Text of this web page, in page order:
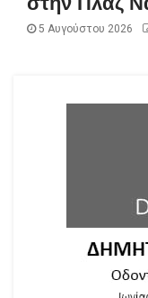
5 Αυγούστου 2026